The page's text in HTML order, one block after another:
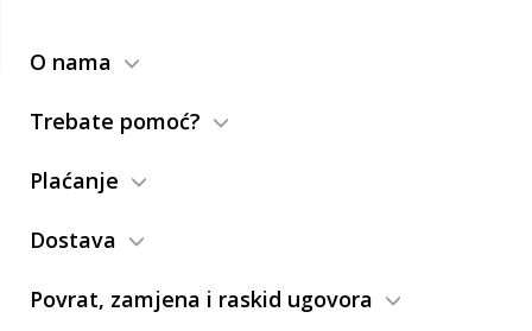
O nama
Trebate pomoć?
Plaćanje
Dostava
Povrat, zamjena i raskid ugovora